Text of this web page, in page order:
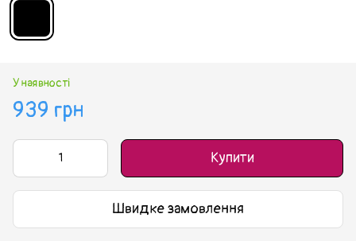
У наявності
939 грн
Купити
Швидке замовлення